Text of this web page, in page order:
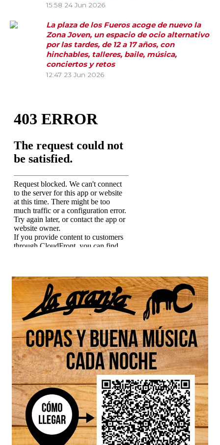
15:58 24 Jun 2026
La plaza de los Fueros acoge de nuevo la
Zona Joven, un espacio de ocio alternativo
por las tardes, de 12 a 17 años, con
hinchables, talleres, baile, música,
conciertos y retos
12:47 23 Jun 2026